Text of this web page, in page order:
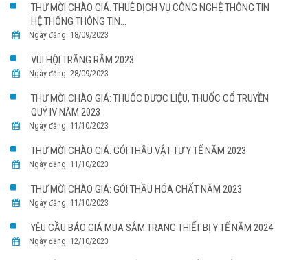
THƯ MỜI CHÀO GIÁ: THUÊ DỊCH VỤ CÔNG NGHỆ THÔNG TIN
HỆ THỐNG THÔNG TIN...
Ngày đăng: 18/09/2023
VUI HỘI TRĂNG RẰM 2023
Ngày đăng: 28/09/2023
THƯ MỜI CHÀO GIÁ: THUỐC DƯỢC LIỆU, THUỐC CỔ TRUYỀN
QUÝ IV NĂM 2023
Ngày đăng: 11/10/2023
THƯ MỜI CHÀO GIÁ: GÓI THẦU VẬT TƯ Y TẾ NĂM 2023
Ngày đăng: 11/10/2023
THƯ MỜI CHÀO GIÁ: GÓI THẦU HÓA CHẤT NĂM 2023
Ngày đăng: 11/10/2023
YÊU CẦU BÁO GIÁ MUA SẮM TRANG THIẾT BỊ Y TẾ NĂM 2024
Ngày đăng: 12/10/2023